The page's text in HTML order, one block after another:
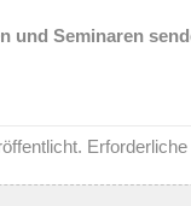
und Seminaren